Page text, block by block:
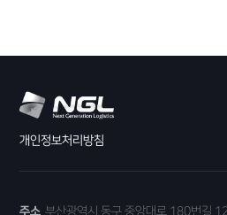
개인정보처리방침
주소 부산광역시 동구 중앙대로 180번길